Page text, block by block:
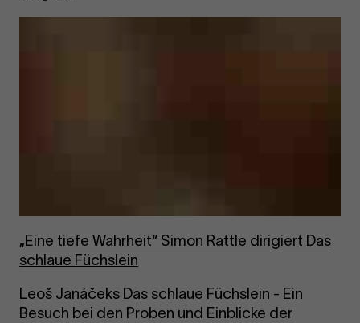
„Eine tiefe Wahr­heit“ Simon Ratt­le di­ri­giert Das
schlaue Füchs­lein
Leoš Janáčeks Das schlaue Füchslein - Ein
Besuch bei den Proben und Einblicke der